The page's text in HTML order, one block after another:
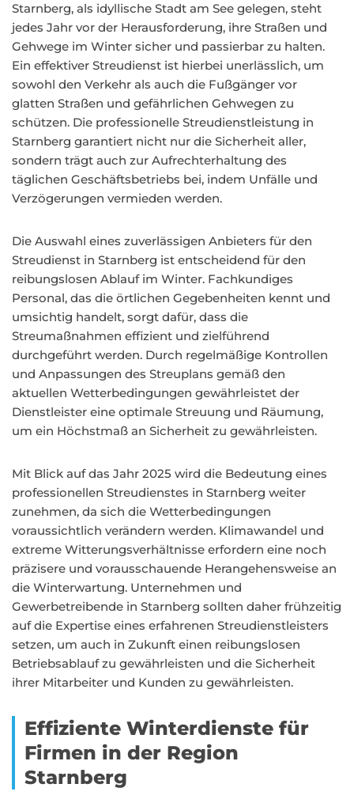
Starnberg, als idyllische Stadt am See gelegen, steht
jedes Jahr vor der Herausforderung, ihre Straßen und
Gehwege im Winter sicher und passierbar zu halten.
Ein effektiver Streudienst ist hierbei unerlässlich, um
sowohl den Verkehr als auch die Fußgänger vor
glatten Straßen und gefährlichen Gehwegen zu
schützen. Die professionelle Streudienstleistung in
Starnberg garantiert nicht nur die Sicherheit aller,
sondern trägt auch zur Aufrechterhaltung des
täglichen Geschäftsbetriebs bei, indem Unfälle und
Verzögerungen vermieden werden.
Die Auswahl eines zuverlässigen Anbieters für den
Streudienst in Starnberg ist entscheidend für den
reibungslosen Ablauf im Winter. Fachkundiges
Personal, das die örtlichen Gegebenheiten kennt und
umsichtig handelt, sorgt dafür, dass die
Streumaßnahmen effizient und zielführend
durchgeführt werden. Durch regelmäßige Kontrollen
und Anpassungen des Streuplans gemäß den
aktuellen Wetterbedingungen gewährleistet der
Dienstleister eine optimale Streuung und Räumung,
um ein Höchstmaß an Sicherheit zu gewährleisten.
Mit Blick auf das Jahr 2025 wird die Bedeutung eines
professionellen Streudienstes in Starnberg weiter
zunehmen, da sich die Wetterbedingungen
voraussichtlich verändern werden. Klimawandel und
extreme Witterungsverhältnisse erfordern eine noch
präzisere und vorausschauende Herangehensweise an
die Winterwartung. Unternehmen und
Gewerbetreibende in Starnberg sollten daher frühzeitig
auf die Expertise eines erfahrenen Streudienstleisters
setzen, um auch in Zukunft einen reibungslosen
Betriebsablauf zu gewährleisten und die Sicherheit
ihrer Mitarbeiter und Kunden zu gewährleisten.
Effiziente Winterdienste für
Firmen in der Region
Starnberg